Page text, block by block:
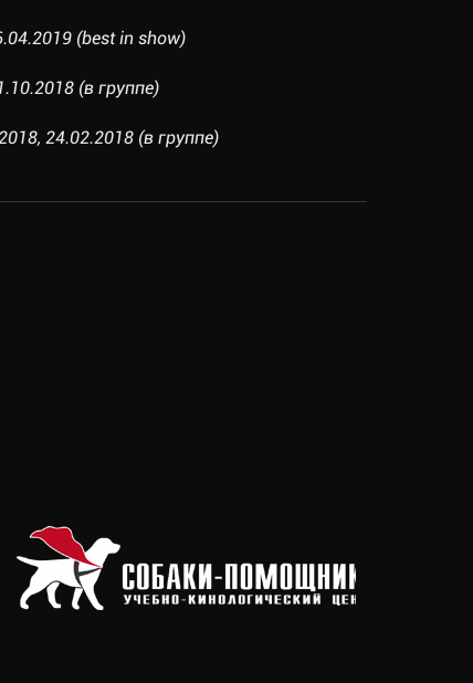
(best in show)
(в группе)
24.02.2018 (в группе)